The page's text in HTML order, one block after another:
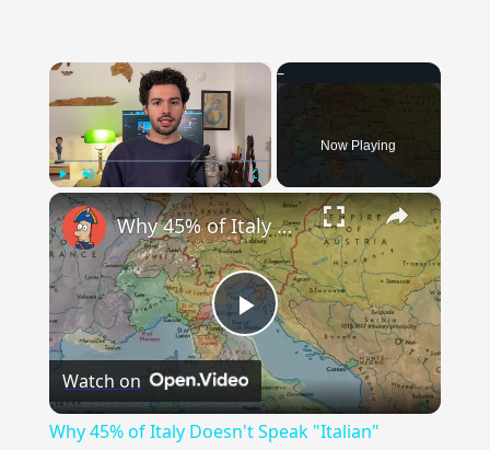
×
Play Unmute Fullscreen
Now Playing
×
Play
Video
Why 45% of Italy Doesn't Speak "Italian"
Watch on
Why 45% of Italy Doesn't Speak "Italian"